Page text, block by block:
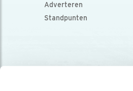
Adverteren
Standpunten